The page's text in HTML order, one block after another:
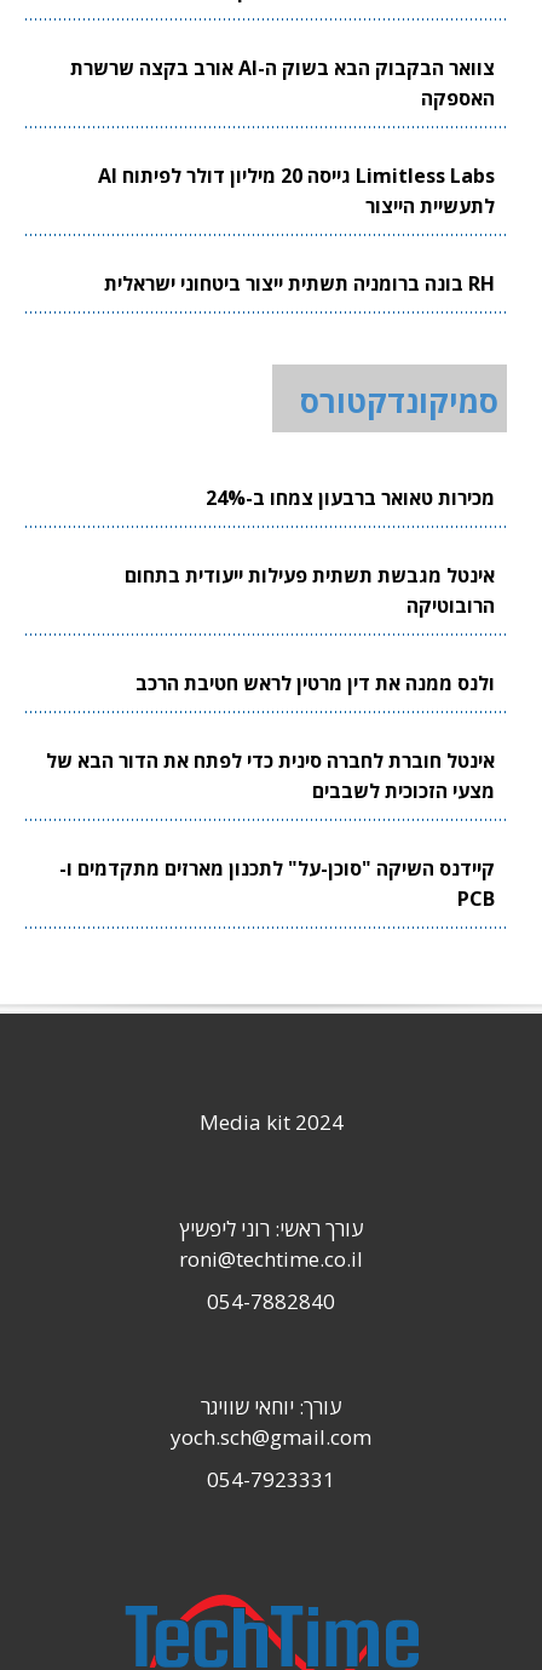
צוואר הבקבוק הבא בשוק ה-AI אורב בקצה שרשרת
האספקה
Limitless Labs גייסה 20 מיליון דולר לפיתוח AI
לתעשיית הייצור
RH בונה ברומניה תשתית ייצור ביטחוני ישראלית
סמיקונדקטורס
מכירות טאואר ברבעון צמחו ב-24%
אינטל מגבשת תשתית פעילות ייעודית בתחום
הרובוטיקה
ולנס ממנה את דין מרטין לראש חטיבת הרכב
אינטל חוברת לחברה סינית כדי לפתח את הדור הבא של
מצעי הזכוכית לשבבים
קיידנס השיקה "סוכן-על" לתכנון מארזים מתקדמים ו-
PCB
Media kit 2024
עורך ראשי: רוני ליפשיץ
roni@techtime.co.il
054-7882840
עורך: יוחאי שוויגר
yoch.sch@gmail.com
054-7923331